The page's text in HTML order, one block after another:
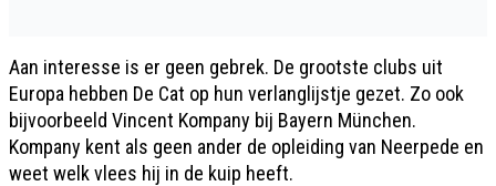
Aan interesse is er geen gebrek. De grootste clubs uit
Europa hebben De Cat op hun verlanglijstje gezet. Zo ook
bijvoorbeeld Vincent Kompany bij Bayern München.
Kompany kent als geen ander de opleiding van Neerpede en
weet welk vlees hij in de kuip heeft.